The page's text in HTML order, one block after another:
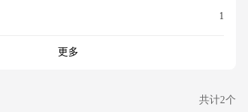
1
更多
共计2个